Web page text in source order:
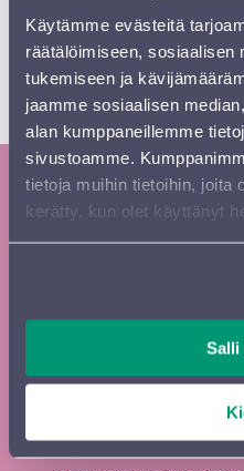
Käytämme evästeitä
räätälöimiseen, sosiaalisen
tukemiseen ja
jaamme sosiaalisen
alan kumppaneillemme
sivustoamme.
tietoja muihin tietoihin, joita
kerätty, kun olet käyttänyt
Salli
SYSMÄN
LAHDEN
SINFONIA LAHDEN
Tilaa Sinfonia
kausiesite
uutiskirje
Sukunimi*